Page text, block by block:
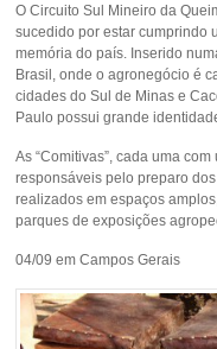
O Circuito Sul Mineiro da
sucedido por estar cumprindo
memória do país. Inserido
Brasil, onde o agronegócio é
cidades do Sul de Minas e
Paulo possui grande
As “Comitivas”, cada uma
responsáveis pelo preparo
realizados em espaços
parques de exposições
04/09 em Campos Gerais